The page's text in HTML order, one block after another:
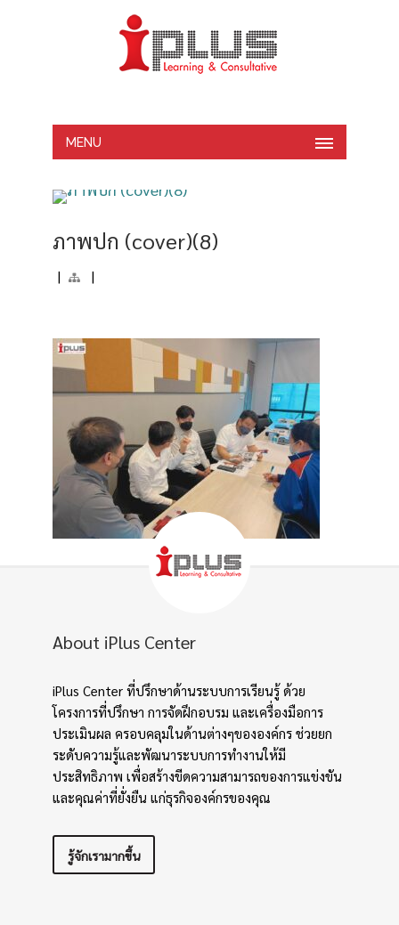
MENU
ภาพปก (cover)(8)
| |
About iPlus Center
iPlus Center ที่ปรึกษาด้านระบบการเรียนรู้ ด้วย
โครงการที่ปรึกษา การจัดฝึกอบรม และเครื่องมือการ
ประเมินผล ครอบคลุมในด้านต่างๆขององค์กร ช่วยยก
ระดับความรู้และพัฒนาระบบการทำงานให้มี
ประสิทธิภาพ เพื่อสร้างขีดความสามารถของการแข่งขัน
และคุณค่าที่ยั่งยืน แก่ธุรกิจองค์กรของคุณ
รู้จักเรามากขึ้น